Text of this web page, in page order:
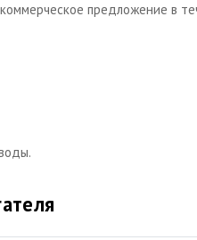
предложение в